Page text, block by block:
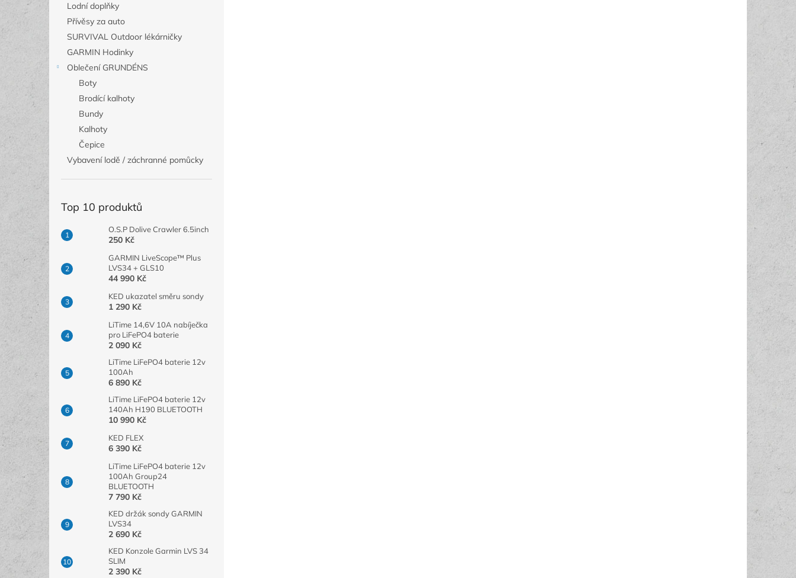
Lodní doplňky
Přívěsy za auto
SURVIVAL Outdoor lékárničky
GARMIN Hodinky
Oblečení GRUNDÉNS
Boty
Brodící kalhoty
Bundy
Kalhoty
Čepice
Vybavení lodě / záchranné pomůcky
Top 10 produktů
O.S.P Dolive Crawler 6.5inch
250 Kč
GARMIN LiveScope™ Plus
LVS34 + GLS10
44 990 Kč
KED ukazatel směru sondy
1 290 Kč
LiTime 14,6V 10A nabíječka
pro LiFePO4 baterie
2 090 Kč
LiTime LiFePO4 baterie 12v
100Ah
6 890 Kč
LiTime LiFePO4 baterie 12v
140Ah H190 BLUETOOTH
10 990 Kč
KED FLEX
6 390 Kč
LiTime LiFePO4 baterie 12v
100Ah Group24
BLUETOOTH
7 790 Kč
KED držák sondy GARMIN
LVS34
2 690 Kč
KED Konzole Garmin LVS 34
SLIM
2 390 Kč